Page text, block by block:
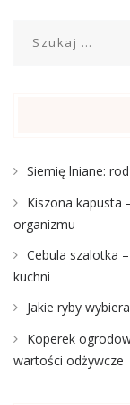
Siemię lniane:
Kiszona kapusta
organizmu
Cebula szalotka
kuchni
Jakie ryby
Koperek
wartości odżywcze